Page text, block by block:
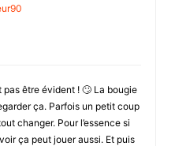
pas être évident ! 🙄 La bougie
ça. Parfois un petit coup
changer. Pour l’essence si
ça peut jouer aussi. Et puis